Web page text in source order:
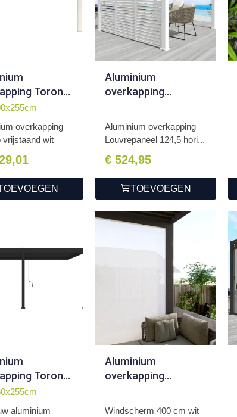
Toronto
300 x 400
overkapping
vrijstaand wit
Aluminium
overkapping
Aluminium overkapping
Louvrepaneel 124,5 hori...
€ 524,95
TOEVOEGEN
Toronto
x 530 x
aluminium
Aluminium
overkapping
Windscherm 400 cm wit